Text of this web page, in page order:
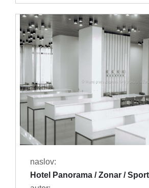
naslov:
Hotel Panorama / Zonar /